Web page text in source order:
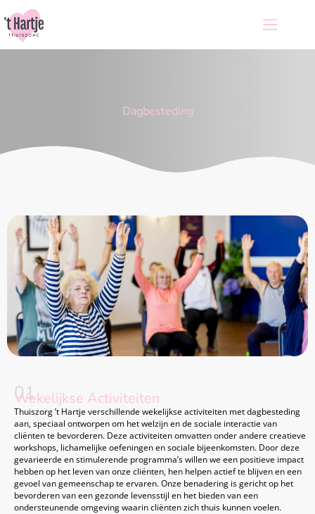
Dagbesteding
01
Wekelijkse Activiteiten
Thuiszorg ’t Hartje verschillende wekelijkse activiteiten met dagbesteding
aan, speciaal ontworpen om het welzijn en de sociale interactie van
cliënten te bevorderen. Deze activiteiten omvatten onder andere creatieve
workshops, lichamelijke oefeningen en sociale bijeenkomsten. Door deze
gevarieerde en stimulerende programma’s willen we een positieve impact
hebben op het leven van onze cliënten, hen helpen actief te blijven en een
gevoel van gemeenschap te ervaren. Onze benadering is gericht op het
bevorderen van een gezonde levensstijl en het bieden van een
ondersteunende omgeving waarin cliënten zich thuis kunnen voelen.